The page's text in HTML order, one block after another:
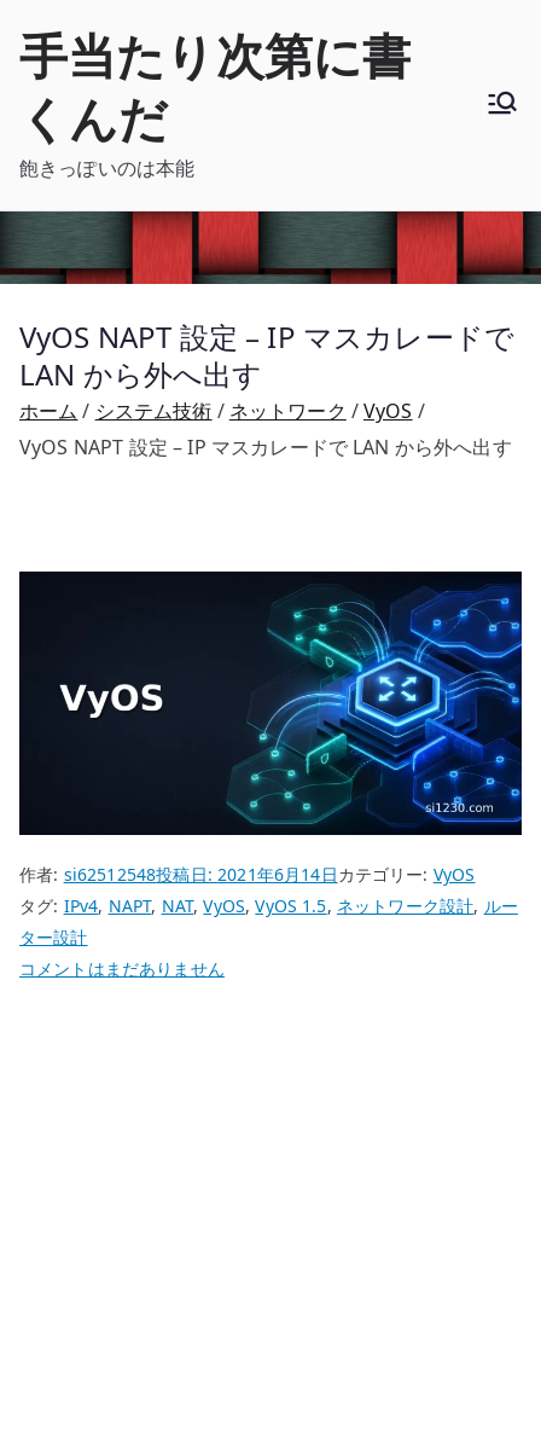
手当たり次第に書
くんだ
飽きっぽいのは本能
VyOS NAPT 設定 – IP マスカレードで
LAN から外へ出す
ホーム システム技術 ネットワーク
VyOS
VyOS NAPT 設定 – IP マスカレードで LAN から外へ出す
作者: si62512548投稿日:2021年6月14日カテゴリー: VyOS
タグ: IPv4, NAPT, NAT,VyOS,VyOS 1.5, ネットワーク設計, ルー
ター設計
VyOS
コメントはまだありません